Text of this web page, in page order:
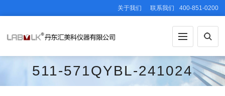
关于我们 联系我们 400-851-0200
511-571QYBL-241024